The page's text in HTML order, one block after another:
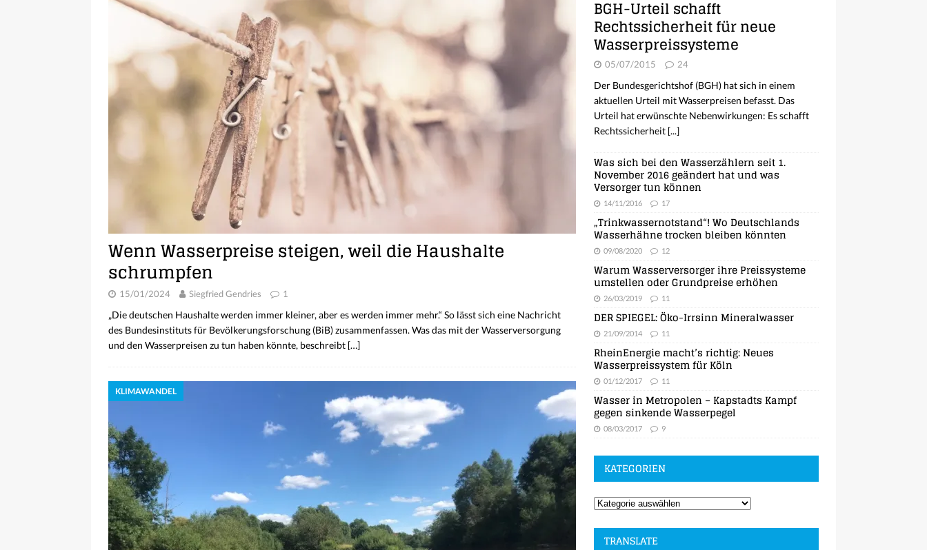
Wenn Wasserpreise steigen, weil die Haushalte
schrumpfen
15/01/2024 Siegfried Gendries 1
„Die deutschen Haushalte werden immer kleiner, aber es werden immer mehr.“ So lässt sich eine Nachricht
des Bundesinstituts für Bevölkerungsforschung (BiB) zusammenfassen. Was das mit der Wasserversorgung
und den Wasserpreisen zu tun haben könnte, beschreibt […]
KLIMAWANDEL
BGH-Urteil schafft
Rechtssicherheit für neue
Wasserpreissysteme
05/07/2015 24
Der Bundesgerichtshof (BGH) hat sich in einem
aktuellen Urteil mit Wasserpreisen befasst. Das
Urteil hat erwünschte Nebenwirkungen: Es schafft
Rechtssicherheit [...]
Was sich bei den Wasserzählern seit 1.
November 2016 geändert hat und was
Versorger tun können
14/11/2016 17
„Trinkwassernotstand“! Wo Deutschlands
Wasserhähne trocken bleiben könnten
09/08/2020 12
Warum Wasserversorger ihre Preissysteme
umstellen oder Grundpreise erhöhen
26/03/2019 11
DER SPIEGEL: Öko-Irrsinn Mineralwasser
21/09/2014 11
RheinEnergie macht’s richtig: Neues
Wasserpreissystem für Köln
01/12/2017 11
Wasser in Metropolen – Kapstadts Kampf
gegen sinkende Wasserpegel
08/03/2017 9
KATEGORIEN
TRANSLATE